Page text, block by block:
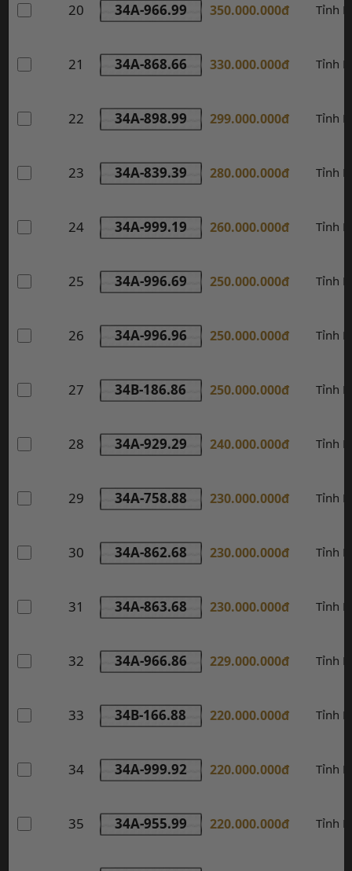
20 34A-966.99 350.000.000đ Tỉnh
21 34A-868.66 330.000.000đ Tỉnh
22 34A-898.99 299.000.000đ Tỉnh
23 34A-839.39 280.000.000đ Tỉnh
24 34A-999.19 260.000.000đ Tỉnh
25 34A-996.69 250.000.000đ Tỉnh
26 34A-996.96 250.000.000đ Tỉnh
27 34B-186.86 250.000.000đ Tỉnh
28 34A-929.29 240.000.000đ Tỉnh
29 34A-758.88 230.000.000đ Tỉnh
30 34A-862.68 230.000.000đ Tỉnh
31 34A-863.68 230.000.000đ Tỉnh
32 34A-966.86 229.000.000đ Tỉnh
33 34B-166.88 220.000.000đ Tỉnh
34 34A-999.92 220.000.000đ Tỉnh
35 34A-955.99 220.000.000đ Tỉnh